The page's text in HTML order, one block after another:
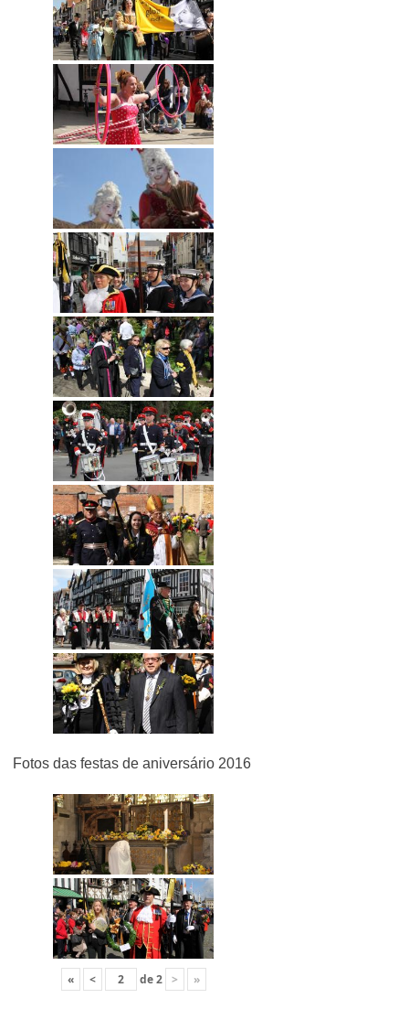
Fotos das festas de aniversário 2016
« < de2 > »